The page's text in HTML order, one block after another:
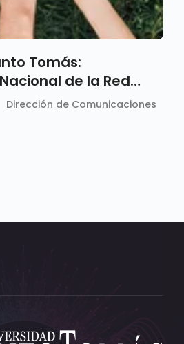
Tomás:
de la Red
Dirección de Comunicaciones